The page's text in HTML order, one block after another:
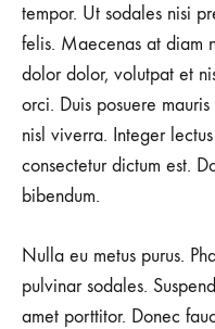
tempor. Ut sodales nisi
felis. Maecenas at diam
dolor dolor, volutpat et
orci. Duis posuere
nisl viverra. Integer
consectetur dictum est.
bibendum.
Nulla eu metus purus.
pulvinar sodales.
amet porttitor. Donec